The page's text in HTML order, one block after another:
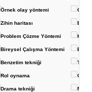
Örnek olay yöntemi
Zihin haritası Balık
Problem Çözme Yöntemi
Bireysel Çalışma Yöntemi
Benzetim tekniği Ters-
Rol oynama
Drama tekniği